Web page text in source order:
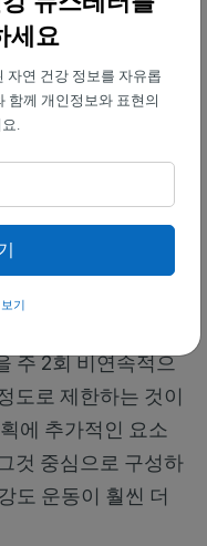
과 같은 수준으로 감
하면 장기적인 생존
사람들보다도 낮아
하더라도 운동을 전
그러나 아직 밝혀지
근력 운동은 운동을
수 있다.
주 2회 비연속적으
도로 제한하는 것이
에 추가적인 요소
것 중심으로 구성하
도 운동이 훨씬 더
세요
자연 건강 정보를 자유롭
함께 개인정보와 표현의
.
기